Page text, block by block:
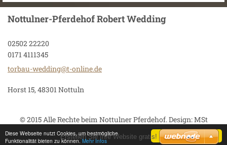
Zustimmen
Diese Webseite nutzt Cookies, um bestmögliche
Funktionalität bieten zu können.Mehr Infos
Nottulner-Pferdehof Robert Wedding
02502 22220
0171 4111345
torbau-wedding@t-online.de
Horst 15, 48301 Nottuln
© 2015 Alle Rechte beim Nottulner Pferdehof. Design: MSt
Erstellen Sie Ihre Website gratis!